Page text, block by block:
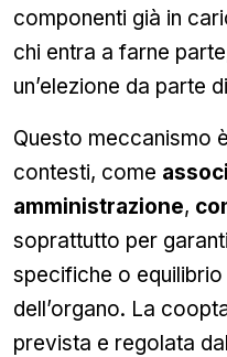
componenti già in
chi entra a farne
un’elezione da parte
Questo meccanismo
contesti, come
amministrazione,
soprattutto per
specifiche o
dell’organo. La
prevista e regolata